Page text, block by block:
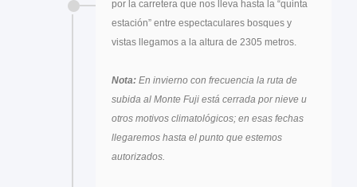
por la carretera que nos lleva hasta la “quinta
estación” entre espectaculares bosques y
vistas llegamos a la altura de 2305 metros.
Nota: En invierno con frecuencia la ruta de
subida al Monte Fuji está cerrada por nieve u
otros motivos climatológicos; en esas fechas
llegaremos hasta el punto que estemos
autorizados.